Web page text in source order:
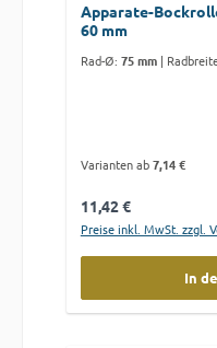
Apparate-
60 mm
Rad-Ø: 75 mm |
Varianten ab7,14 €
Regulärer Preis:
11,42 €
Preise inkl. MwSt. zzgl.
In